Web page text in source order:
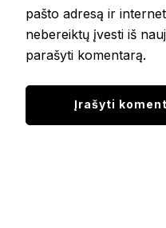
pašto adresą ir
nebereiktų įvesti iš
parašyti komentarą.